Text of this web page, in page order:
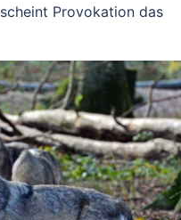
Provokation das